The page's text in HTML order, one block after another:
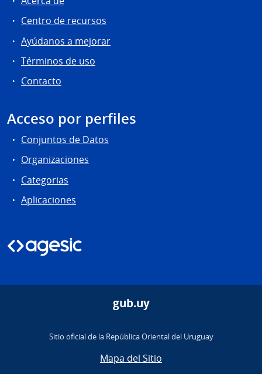
Centro de recursos
Ayúdanos a mejorar
Términos de uso
Contacto
Acceso por perfiles
Conjuntos de Datos
Organizaciones
Categorias
Aplicaciones
gub.uy
Sitio oficial de la República Oriental del Uruguay
Mapa del Sitio